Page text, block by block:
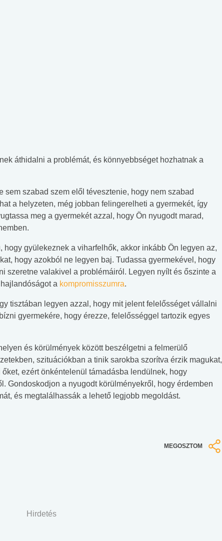
áthidalni a problémát, és könnyebbséget hozhatnak a
sem szabad szem elől tévesztenie, hogy nem szabad
a helyzeten, még jobban felingerelheti a gyermekét, így
meg a gyermekét azzal, hogy Ön nyugodt marad,
hogy gyülekeznek a viharfelhők, akkor inkább Ön legyen az,
hogy azokból ne legyen baj. Tudassa gyermekével, hogy
szeretne valakivel a problémáiról. Legyen nyílt és őszinte a
a kompromisszumra.
tisztában legyen azzal, hogy mit jelent felelősséget vállalni
gyermekére, hogy érezze, felelősséggel tartozik egyes
és körülmények között beszélgetni a felmerülő
szituációkban a tinik sarokba szorítva érzik magukat,
ezért önkéntelenül támadásba lendülnek, hogy
Gondoskodjon a nyugodt körülményekről, hogy érdemben
és megtalálhassák a lehető legjobb megoldást.
MEGOSZTOM
Hirdetés